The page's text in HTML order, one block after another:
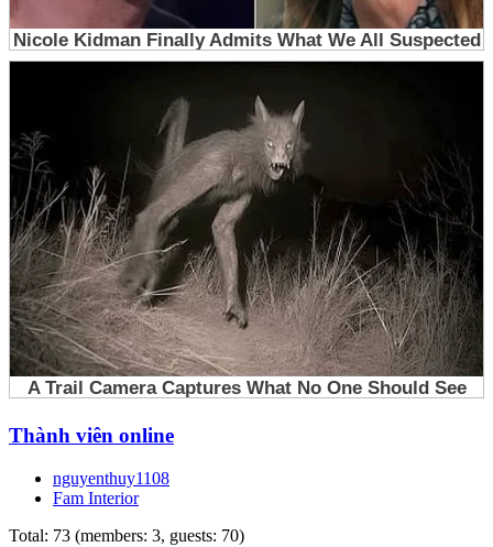
Thành viên online
nguyenthuy1108
Fam Interior
Total: 73 (members: 3, guests: 70)